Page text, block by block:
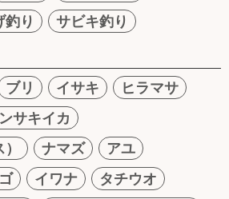
釣り
サビキ釣り
ブリ イサキ
ヒラマサ
サキイカ
ナマズ
アユ
イワナ
タチウオ